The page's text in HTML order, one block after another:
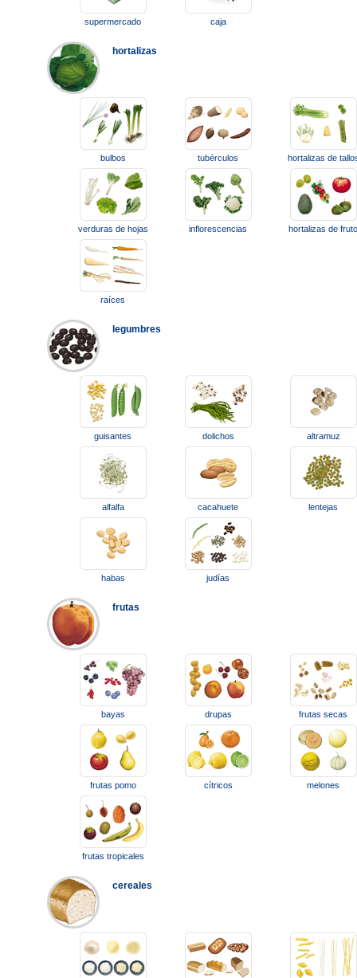
supermercado caja
hortalizas
bulbos tubérculos hortalizas de
verduras de hojas inflorescencias hortalizas de fruto
raíces
legumbres
guisantes dolichos altramuz
alfalfa cacahuete lentejas
habas judías
frutas
bayas drupas frutas secas
frutas pomo cítricos melones
frutas tropicales
cereales